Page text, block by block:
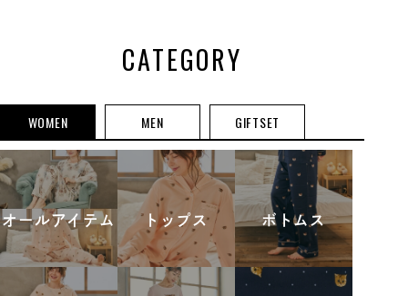
CATEGORY
WOMEN MEN GIFTSET
オールアイテム トップス ボトムス